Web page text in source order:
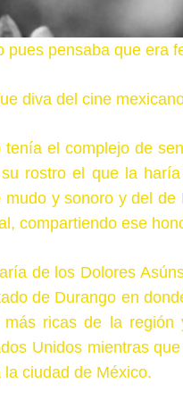
pues pensaba que era
diva del cine
el complejo de
rostro el que la
y sonoro y del
compartiendo ese
de los Dolores
de Durango en
ricas de la
Unidos mientras
ciudad de México.